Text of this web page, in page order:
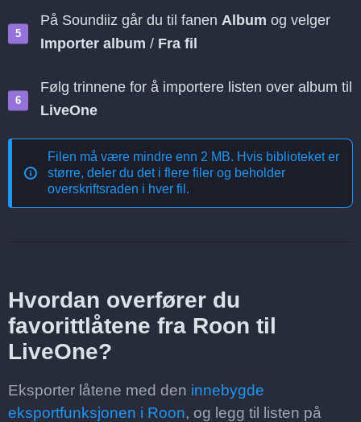
På Soundiiz går du til fanen Album og velger
Importer album / Fra fil
Følg trinnene for å importere listen over album til
LiveOne
Filen må være mindre enn 2 MB. Hvis biblioteket er
større, deler du det i flere filer og beholder
overskriftsraden i hver fil.
Hvordan overfører du
favorittlåtene fra Roon til
LiveOne?
Eksporter låtene med den innebygde
eksportfunksjonen i Roon, og legg til listen på